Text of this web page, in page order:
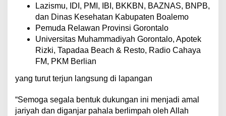
Lazismu, IDI, PMI, IBI, BKKBN, BAZNAS, BNPB,
dan Dinas Kesehatan Kabupaten Boalemo
Pemuda Relawan Provinsi Gorontalo
Universitas Muhammadiyah Gorontalo, Apotek
Rizki, Tapadaa Beach & Resto, Radio Cahaya
FM, PKM Berlian
yang turut terjun langsung di lapangan
“Semoga segala bentuk dukungan ini menjadi amal
jariyah dan diganjar pahala berlimpah oleh Allah